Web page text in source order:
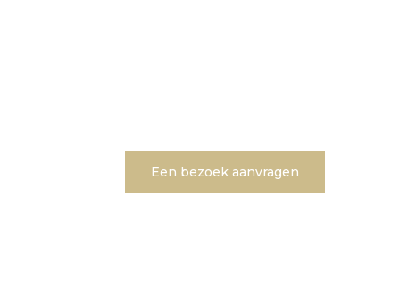
Een bezoek aanvragen